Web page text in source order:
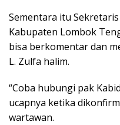
Sementara itu
Kabupaten Lombok
bisa berkomentar dan
L. Zulfa halim.
“Coba hubungi pak
ucapnya ketika
wartawan.